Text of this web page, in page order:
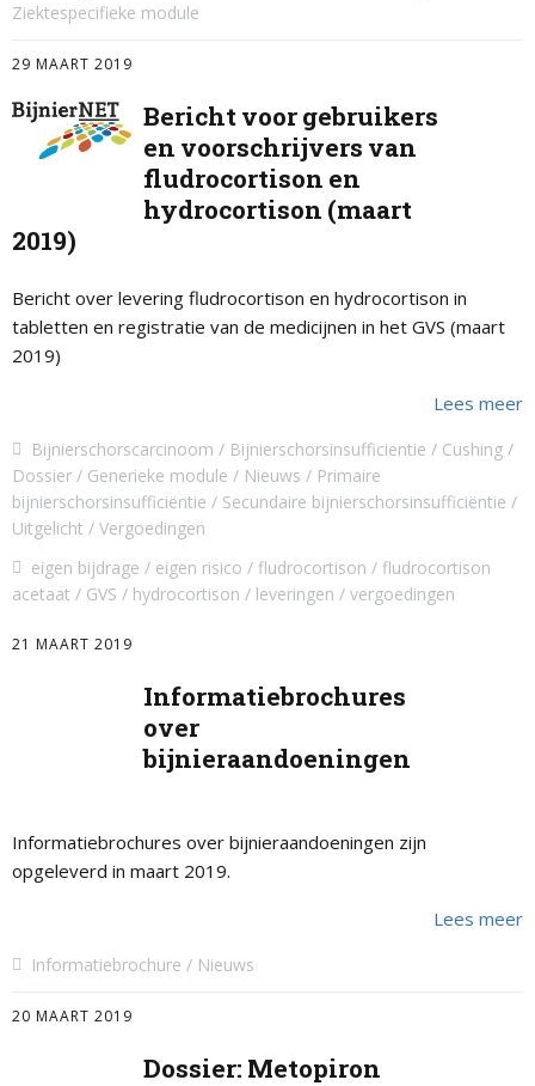
Ziektespecifieke module
29 MAART 2019
Bericht voor gebruikers
en voorschrijvers van
fludrocortison en
hydrocortison (maart
2019)
Bericht over levering fludrocortison en hydrocortison in
tabletten en registratie van de medicijnen in het GVS (maart
2019)
Lees meer
Bijnierschorscarcinoom Bijnierschorsinsufficientie
Cushing
Dossier
Generieke module Nieuws
Primaire
bijnierschorsinsufficiëntie
Secundaire bijnierschorsinsufficiëntie
Uitgelicht
Vergoedingen
eigen bijdrage
eigen risico fludrocortison
fludrocortison
acetaat
GVS hydrocortison leveringen vergoedingen
21 MAART 2019
Informatiebrochures
over
bijnieraandoeningen
Informatiebrochures over bijnieraandoeningen zijn
opgeleverd in maart 2019.
Lees meer
Informatiebrochure Nieuws
20 MAART 2019
Dossier: Metopiron